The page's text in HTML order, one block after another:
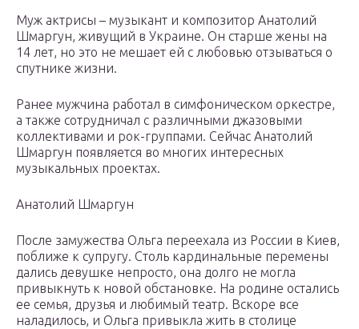
Муж актрисы – музыкант и композитор Анатолий
Шмаргун, живущий в Украине. Он старше жены на
14 лет, но это не мешает ей с любовью отзываться о
спутнике жизни.
Ранее мужчина работал в симфоническом оркестре,
а также сотрудничал с различными джазовыми
коллективами и рок-группами. Сейчас Анатолий
Шмаргун появляется во многих интересных
музыкальных проектах.
Анатолий Шмаргун
После замужества Ольга переехала из России в Киев,
поближе к супругу. Столь кардинальные перемены
дались девушке непросто, она долго не могла
привыкнуть к новой обстановке. На родине остались
ее семья, друзья и любимый театр. Вскоре все
наладилось, и Ольга привыкла жить в столице